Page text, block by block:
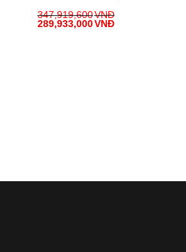
347,919,600VNĐ
289,933,000VNĐ